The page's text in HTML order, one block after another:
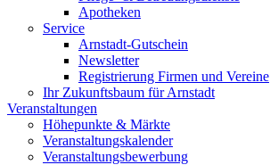
Apotheken
Service
Arnstadt-Gutschein
Newsletter
Registrierung Firmen und Vereine
Ihr Zukunftsbaum für Arnstadt
Veranstaltungen
Höhepunkte & Märkte
Veranstaltungskalender
Veranstaltungsbewerbung